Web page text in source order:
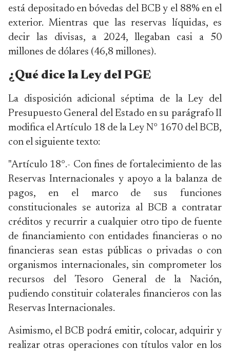
está depositado en bóvedas del BCB y el 88% en el
exterior. Mientras que las reservas líquidas, es
decir las divisas, a 2024, llegaban casi a 50
millones de dólares (46,8 millones).
¿Qué dice la Ley del PGE
La disposición adicional séptima de la Ley del
Presupuesto General del Estado en su parágrafo II
modifica el Artículo 18 de la Ley N° 1670 del BCB,
con el siguiente texto:
"Artículo 18°.- Con fines de fortalecimiento de las
Reservas Internacionales y apoyo a la balanza de
pagos, en el marco de sus funciones
constitucionales se autoriza al BCB a contratar
créditos y recurrir a cualquier otro tipo de fuente
de financiamiento con entidades financieras o no
financieras sean estas públicas o privadas o con
organismos internacionales, sin comprometer los
recursos del Tesoro General de la Nación,
pudiendo constituir colaterales financieros con las
Reservas Internacionales.
Asimismo, el BCB podrá emitir, colocar, adquirir y
realizar otras operaciones con títulos valor en los